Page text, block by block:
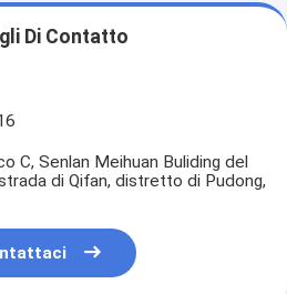
Di Contatto
C, Senlan Meihuan Buliding del
di Qifan, distretto di Pudong,